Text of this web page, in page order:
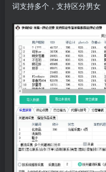
词支持多个，支持区分男女